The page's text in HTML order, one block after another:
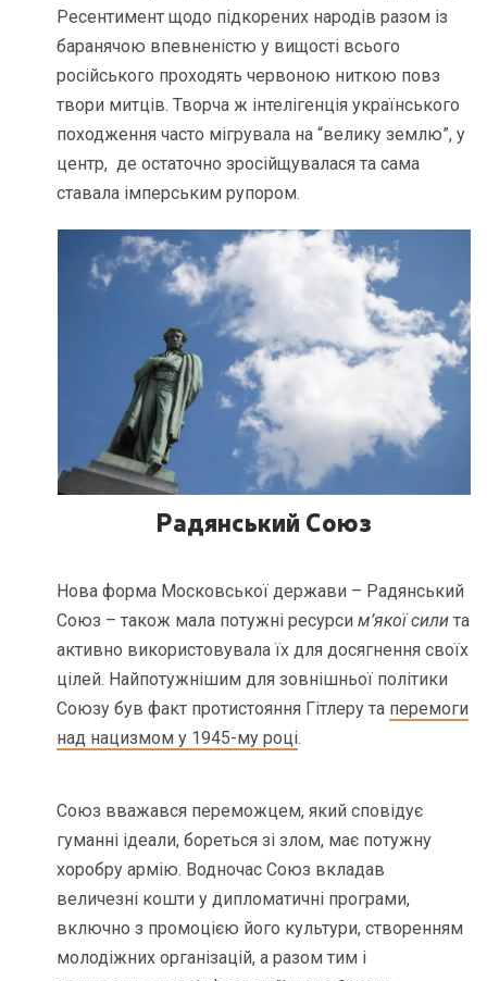
Ресентимент щодо підкорених народів разом із
баранячою впевненістю у вищості всього
російського проходять червоною ниткою повз
твори митців. Творча ж інтелігенція українського
походження часто мігрувала на “велику землю”, у
центр, де остаточно зросійщувалася та сама
ставала імперським рупором.
Радянський Союз
Нова форма Московської держави – Радянський
Союз – також мала потужні ресурсим’якої силита
активно використовувала їх для досягнення своїх
цілей. Найпотужнішим для зовнішньої політики
Союзу був факт протистояння Гітлеру та перемоги
над нацизмом у 1945-му році.
Союз вважався переможцем, який сповідує
гуманні ідеали, бореться зі злом, має потужну
хоробру армію. Водночас Союз вкладав
величезні кошти у дипломатичні програми,
включно з промоцією його культури, створенням
молодіжних організацій, а разом тим і